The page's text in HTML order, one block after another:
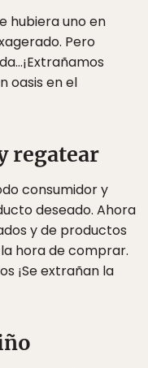
hubiera uno en
Pero
oasis en el
regatear
consumidor y
deseado. Ahora
y de productos
hora de comprar.
¡Se extrañan la